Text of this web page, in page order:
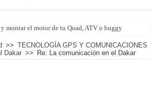
montar el motor de tu Quad, ATV o buggy
>> TECNOLOGÍA GPS Y COMUNICACIONES
Dakar >> Re: La comunicación en el Dakar